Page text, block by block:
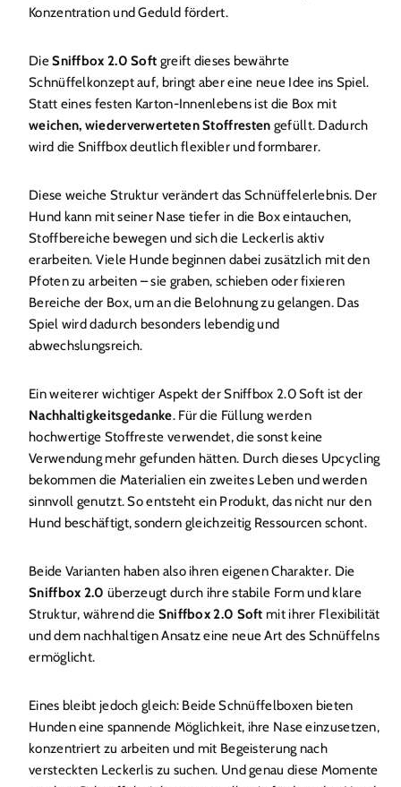
Konzentration und Geduld fördert.
DieSniffbox 2.0 Soft greift dieses bewährte
Schnüffelkonzept auf, bringt aber eine neue Idee ins Spiel.
Statt eines festen Karton-Innenlebens ist die Box mit
weichen, wiederverwerteten Stoffresten gefüllt. Dadurch
wird die Sniffbox deutlich flexibler und formbarer.
Diese weiche Struktur verändert das Schnüffelerlebnis. Der
Hund kann mit seiner Nase tiefer in die Box eintauchen,
Stoffbereiche bewegen und sich die Leckerlis aktiv
erarbeiten. Viele Hunde beginnen dabei zusätzlich mit den
Pfoten zu arbeiten – sie graben, schieben oder fixieren
Bereiche der Box, um an die Belohnung zu gelangen. Das
Spiel wird dadurch besonders lebendig und
abwechslungsreich.
Ein weiterer wichtiger Aspekt der Sniffbox 2.0 Soft ist der
Nachhaltigkeitsgedanke. Für die Füllung werden
hochwertige Stoffreste verwendet, die sonst keine
Verwendung mehr gefunden hätten. Durch dieses Upcycling
bekommen die Materialien ein zweites Leben und werden
sinnvoll genutzt. So entsteht ein Produkt, das nicht nur den
Hund beschäftigt, sondern gleichzeitig Ressourcen schont.
Beide Varianten haben also ihren eigenen Charakter. Die
Sniffbox 2.0 überzeugt durch ihre stabile Form und klare
Struktur, während die Sniffbox 2.0 Soft mit ihrer Flexibilität
und dem nachhaltigen Ansatz eine neue Art des Schnüffelns
ermöglicht.
Eines bleibt jedoch gleich: Beide Schnüffelboxen bieten
Hunden eine spannende Möglichkeit, ihre Nase einzusetzen,
konzentriert zu arbeiten und mit Begeisterung nach
versteckten Leckerlis zu suchen. Und genau diese Momente